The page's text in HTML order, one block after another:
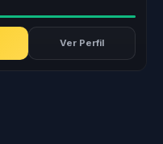
Ver Perfil